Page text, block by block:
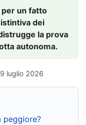
per un fatto
dei
la prova
autonoma.
luglio 2026
peggiore?